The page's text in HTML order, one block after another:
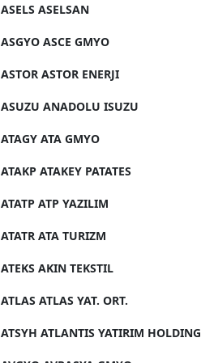
ASELS ASELSAN
ASGYO ASCE GMYO
ASTOR ASTOR ENERJI
ASUZU ANADOLU ISUZU
ATAGY ATA GMYO
ATAKP ATAKEY PATATES
ATATP ATP YAZILIM
ATATR ATA TURIZM
ATEKS AKIN TEKSTIL
ATLAS ATLAS YAT. ORT.
ATSYH ATLANTIS YATIRIM HOLDING